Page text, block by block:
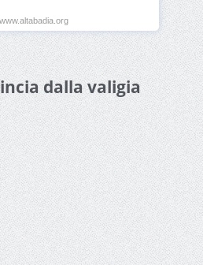
dalla valigia